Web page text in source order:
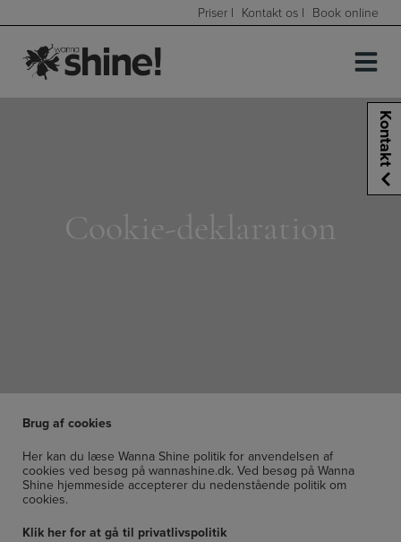
indholdet
Priser | Kontakt os | Book online
Cookie-deklaration
Brug af cookies
Her kan du læse Wanna Shine politik for anvendelsen af
cookies ved besøg på wannashine.dk. Ved besøg på Wanna
Shine hjemmeside accepterer du nedenstående politik om
cookies.
Klik her for at gå til privatlivspolitik
Kontakt